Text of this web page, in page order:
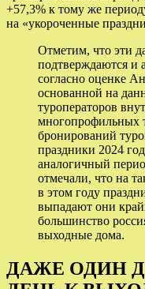
+57,3% к тому же
на «укороченные
Отметим, что эти
подтверждаются и
согласно оценке
основанной на
туроператоров
многопрофильных
бронирований
праздники 2024
аналогичный
отмечали, что на
в этом году
выпадают они
большинство
выходные дома.
ДАЖЕ ОДИН